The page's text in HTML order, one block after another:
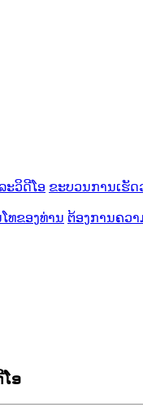
ະວິດີໂອ ຂະບວນການເຮັດ
ທຂອງທ່ານ ຕ້ອງການຄວ
ອ